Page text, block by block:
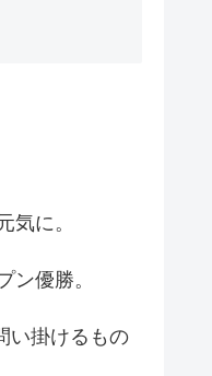
気に。
ン優勝。
い掛けるもの